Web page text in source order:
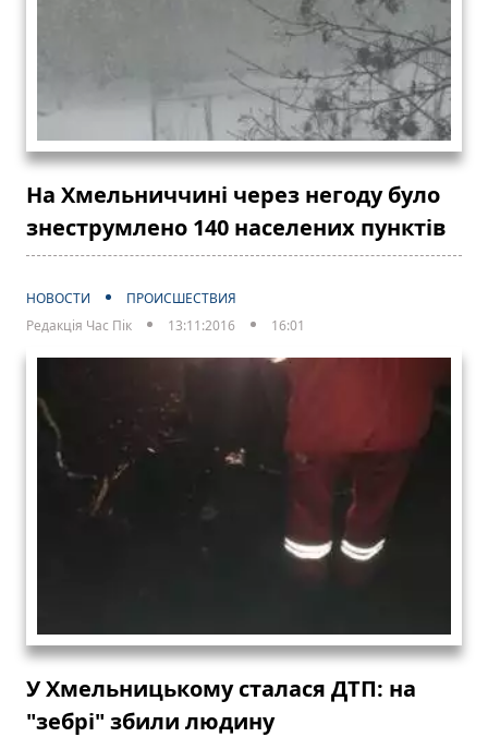
На Хмельниччині через негоду було
знеструмлено 140 населених пунктів
НОВОСТИ
ПРОИСШЕСТВИЯ
Редакція Час Пік
13:11:2016 16:01
У Хмельницькому сталася ДТП: на
"зебрі" збили людину